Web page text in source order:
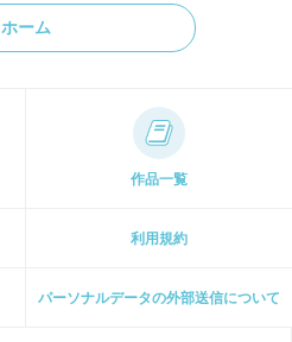
ホーム
作品一覧
利用規約
パーソナルデータの外部送信について